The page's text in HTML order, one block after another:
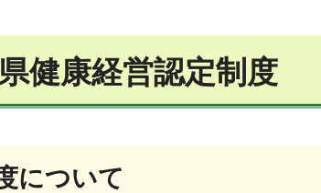
健康経営認定制度
について